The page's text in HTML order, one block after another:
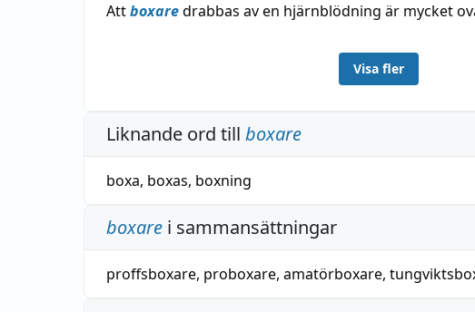
Attboxaredrabbas av en hjärnblödning är mycket
Visa fler
Liknande ord till boxare
boxa, boxas, boxning
boxare i sammansättningar
proffsboxare, proboxare, amatörboxare,